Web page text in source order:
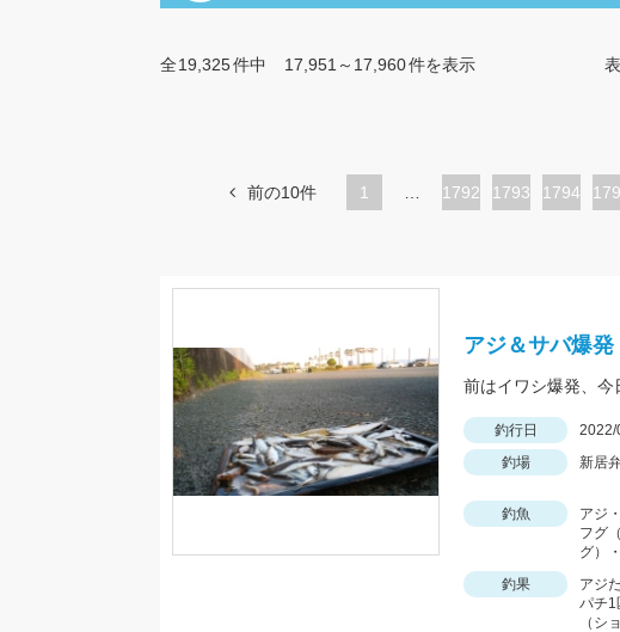
全19,325件中 17,951～17,960件を表示
前の10件 1
ペ
1792
ペ
1793
ペ
1794
ペ
アジ＆サバ爆
前はイワシ爆発、
釣行日 2022/
釣場
新居
釣魚
アジ
フグ
グ）
釣果
アジ
パチ1
（シ